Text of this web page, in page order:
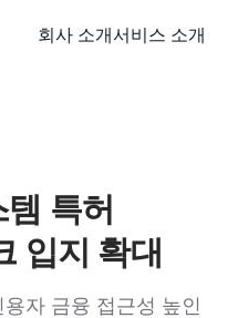
회사 소개서비스 소개
특허
입지 확대
자 금융 접근성 높인